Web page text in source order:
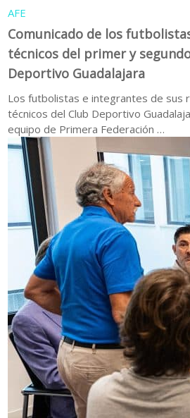
AFE
Comunicado de los
técnicos del primer y
Deportivo Guadalajara
Los futbolistas e integrantes de sus
técnicos del Club Deportivo
equipo de Primera Federación …